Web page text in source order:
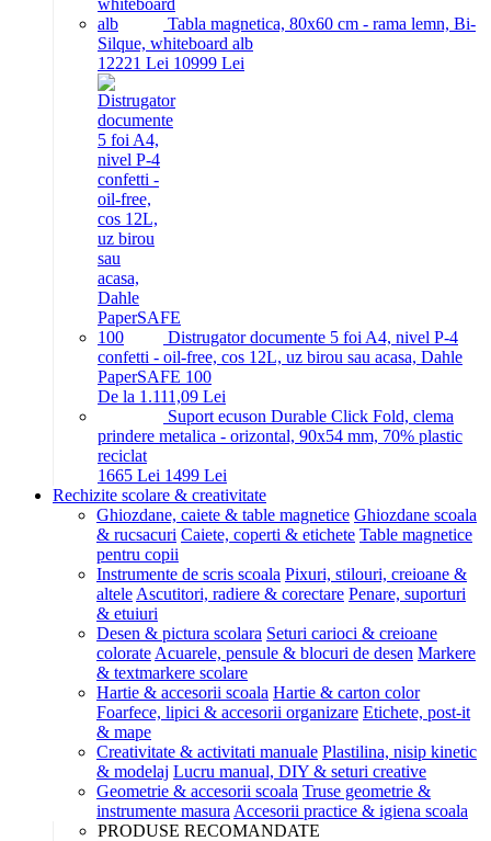
Tabla magnetica, 80x60 cm - rama lemn, Bi-
Silque, whiteboard alb
12221 Lei 10999 Lei
Distrugator documente 5 foi A4, nivel P-4
confetti - oil-free, cos 12L, uz birou sau acasa, Dahle
PaperSAFE 100
De la 1.111,09 Lei
Suport ecuson Durable Click Fold, clema
prindere metalica - orizontal, 90x54 mm, 70% plastic
reciclat
1665 Lei 1499 Lei
Rechizite scolare & creativitate
Ghiozdane, caiete & table magnetice Ghiozdane scoala
& rucsacuri Caiete, coperti & etichete Table magnetice
pentru copii
Instrumente de scris scoala Pixuri, stilouri, creioane &
altele Ascutitori, radiere & corectare Penare, suporturi
& etuiuri
Desen & pictura scolara Seturi carioci & creioane
colorate Acuarele, pensule & blocuri de desen Markere
& textmarkere scolare
Hartie & accesorii scoala Hartie & carton color
Foarfece, lipici & accesorii organizare Etichete, post-it
& mape
Creativitate & activitati manuale Plastilina, nisip kinetic
& modelaj Lucru manual, DIY & seturi creative
Geometrie & accesorii scoala Truse geometrie &
instrumente masura Accesorii practice & igiena scoala
PRODUSE RECOMANDATE